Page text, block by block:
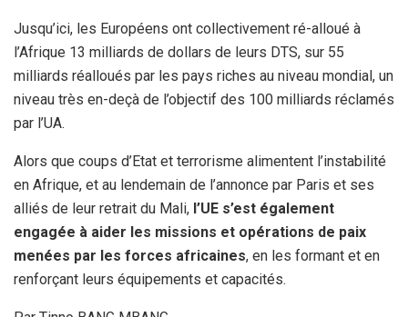
Jusqu’ici, les Européens ont collectivement ré-alloué à
l’Afrique 13 milliards de dollars de leurs DTS, sur 55
milliards réalloués par les pays riches au niveau mondial, un
niveau très en-deçà de l’objectif des 100 milliards réclamés
par l’UA.
Alors que coups d’Etat et terrorisme alimentent l’instabilité
en Afrique, et au lendemain de l’annonce par Paris et ses
alliés de leur retrait du Mali, l’UE s’est également
engagée à aider les missions et opérations de paix
menées par les forces africaines, en les formant et en
renforçant leurs équipements et capacités.